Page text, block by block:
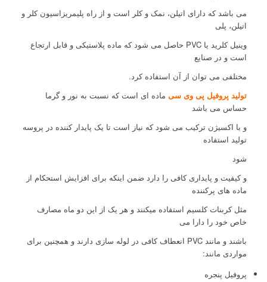
می باشد که دارای اتیلن، نمک و کلر است و از راه پلیمریزاسیون کلر و
اتیلن، پلی
وینیل کلرید یا PVC حاصل می شود که ماده پلاستیکی و قابل ارتجاع
است و در صنایع
مختلفی می توان از آن استفاده کرد.
تولید پروفیل پی وی سی ماده ای است که نسبت به نور و گرما
حساس می باشد
و با اکسیژن ترکیب می شود که نیاز است تا یک پایدار کننده در پروسه
تولید استفاده
شود
و کیفیت و پایداری کافی را دارد ضمن اینکه برای افزایش استحکام از
ماده های پرکننده
مثل کربنات کلسیم استفاده میکنند و هر یک از این دو ماه مصارف
خاص خود را دارا می
باشند و مانند PVC انعطاف کافی در لوله سازی دارند و همچنین برای
مواردی مانند:
پروفیل پنجره